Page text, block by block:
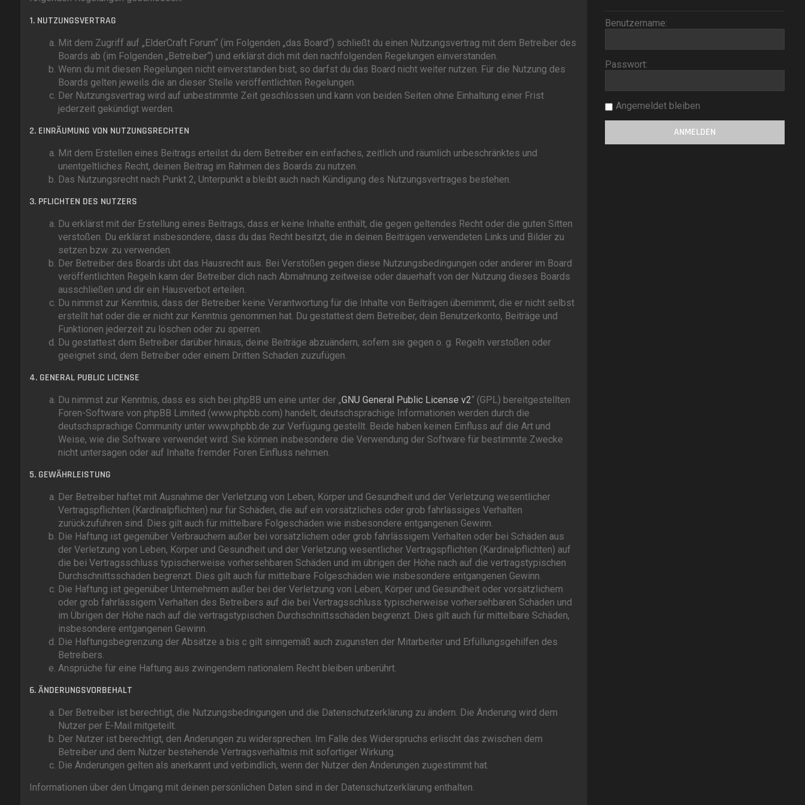
1. NUTZUNGSVERTRAG
Mit dem Zugriff auf „ElderCraft Forum“ (im Folgenden „das Board“) schließt du einen Nutzungsvertrag mit dem Betreiber des
Boards ab (im Folgenden „Betreiber“) und erklärst dich mit den nachfolgenden Regelungen einverstanden.
Wenn du mit diesen Regelungen nicht einverstanden bist, so darfst du das Board nicht weiter nutzen. Für die Nutzung des
Boards gelten jeweils die an dieser Stelle veröffentlichten Regelungen.
Der Nutzungsvertrag wird auf unbestimmte Zeit geschlossen und kann von beiden Seiten ohne Einhaltung einer Frist
jederzeit gekündigt werden.
2. EINRÄUMUNG VON NUTZUNGSRECHTEN
Mit dem Erstellen eines Beitrags erteilst du dem Betreiber ein einfaches, zeitlich und räumlich unbeschränktes und
unentgeltliches Recht, deinen Beitrag im Rahmen des Boards zu nutzen.
Das Nutzungsrecht nach Punkt 2, Unterpunkt a bleibt auch nach Kündigung des Nutzungsvertrages bestehen.
3. PFLICHTEN DES NUTZERS
Du erklärst mit der Erstellung eines Beitrags, dass er keine Inhalte enthält, die gegen geltendes Recht oder die guten Sitten
verstoßen. Du erklärst insbesondere, dass du das Recht besitzt, die in deinen Beiträgen verwendeten Links und Bilder zu
setzen bzw. zu verwenden.
Der Betreiber des Boards übt das Hausrecht aus. Bei Verstößen gegen diese Nutzungsbedingungen oder anderer im Board
veröffentlichten Regeln kann der Betreiber dich nach Abmahnung zeitweise oder dauerhaft von der Nutzung dieses Boards
ausschließen und dir ein Hausverbot erteilen.
Du nimmst zur Kenntnis, dass der Betreiber keine Verantwortung für die Inhalte von Beiträgen übernimmt, die er nicht selbst
erstellt hat oder die er nicht zur Kenntnis genommen hat. Du gestattest dem Betreiber, dein Benutzerkonto, Beiträge und
Funktionen jederzeit zu löschen oder zu sperren.
Du gestattest dem Betreiber darüber hinaus, deine Beiträge abzuändern, sofern sie gegen o. g. Regeln verstoßen oder
geeignet sind, dem Betreiber oder einem Dritten Schaden zuzufügen.
4. GENERAL PUBLIC LICENSE
Du nimmst zur Kenntnis, dass es sich bei phpBB um eine unter der „GNU General Public License v2“ (GPL) bereitgestellten
Foren-Software von phpBB Limited (www.phpbb.com) handelt; deutschsprachige Informationen werden durch die
deutschsprachige Community unter www.phpbb.de zur Verfügung gestellt. Beide haben keinen Einfluss auf die Art und
Weise, wie die Software verwendet wird. Sie können insbesondere die Verwendung der Software für bestimmte Zwecke
nicht untersagen oder auf Inhalte fremder Foren Einfluss nehmen.
5. GEWÄHRLEISTUNG
Der Betreiber haftet mit Ausnahme der Verletzung von Leben, Körper und Gesundheit und der Verletzung wesentlicher
Vertragspflichten (Kardinalpflichten) nur für Schäden, die auf ein vorsätzliches oder grob fahrlässiges Verhalten
zurückzuführen sind. Dies gilt auch für mittelbare Folgeschäden wie insbesondere entgangenen Gewinn.
Die Haftung ist gegenüber Verbrauchern außer bei vorsätzlichem oder grob fahrlässigem Verhalten oder bei Schäden aus
der Verletzung von Leben, Körper und Gesundheit und der Verletzung wesentlicher Vertragspflichten (Kardinalpflichten) auf
die bei Vertragsschluss typischerweise vorhersehbaren Schäden und im übrigen der Höhe nach auf die vertragstypischen
Durchschnittsschäden begrenzt. Dies gilt auch für mittelbare Folgeschäden wie insbesondere entgangenen Gewinn.
Die Haftung ist gegenüber Unternehmern außer bei der Verletzung von Leben, Körper und Gesundheit oder vorsätzlichem
oder grob fahrlässigem Verhalten des Betreibers auf die bei Vertragsschluss typischerweise vorhersehbaren Schäden und
im Übrigen der Höhe nach auf die vertragstypischen Durchschnittsschäden begrenzt. Dies gilt auch für mittelbare Schäden,
insbesondere entgangenen Gewinn.
Die Haftungsbegrenzung der Absätze a bis c gilt sinngemäß auch zugunsten der Mitarbeiter und Erfüllungsgehilfen des
Betreibers.
Ansprüche für eine Haftung aus zwingendem nationalem Recht bleiben unberührt.
6. ÄNDERUNGSVORBEHALT
Der Betreiber ist berechtigt, die Nutzungsbedingungen und die Datenschutzerklärung zu ändern. Die Änderung wird dem
Nutzer per E-Mail mitgeteilt.
Der Nutzer ist berechtigt, den Änderungen zu widersprechen. Im Falle des Widerspruchs erlischt das zwischen dem
Betreiber und dem Nutzer bestehende Vertragsverhältnis mit sofortiger Wirkung.
Die Änderungen gelten als anerkannt und verbindlich, wenn der Nutzer den Änderungen zugestimmt hat.
Informationen über den Umgang mit deinen persönlichen Daten sind in der Datenschutzerklärung enthalten.
Benutzername:
Passwort:
Angemeldet bleiben